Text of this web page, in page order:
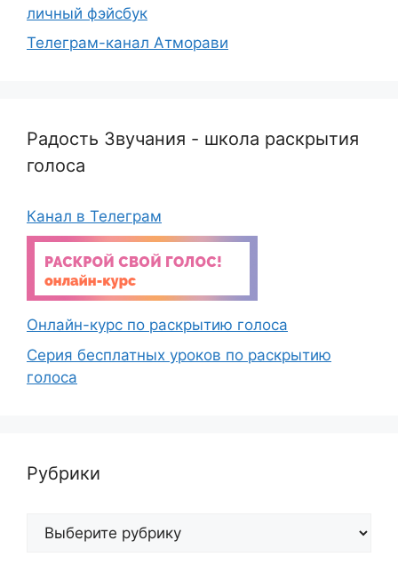
личный фэйсбук
Телеграм-канал Атморави
Радость Звучания - школа раскрытия
голоса
Канал в Телеграм
Онлайн-курс по раскрытию голоса
Серия бесплатных уроков по раскрытию
голоса
Рубрики
Рубрики